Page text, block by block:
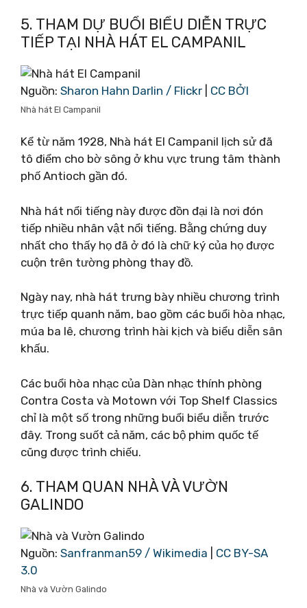
5. THAM DỰ BUỔI BIỂU DIỄN TRỰC
TIẾP TẠI NHÀ HÁT EL CAMPANIL
Nguồn: Sharon Hahn Darlin / Flickr CC BỞI
Nhà hát El Campanil
Kể từ năm 1928, Nhà hát El Campanil lịch sử đã
tô điểm cho bờ sông ở khu vực trung tâm thành
phố Antioch gần đó.
Nhà hát nổi tiếng này được đồn đại là nơi đón
tiếp nhiều nhân vật nổi tiếng. Bằng chứng duy
nhất cho thấy họ đã ở đó là chữ ký của họ được
cuộn trên tường phòng thay đồ.
Ngày nay, nhà hát trưng bày nhiều chương trình
trực tiếp quanh năm, bao gồm các buổi hòa nhạc,
múa ba lê, chương trình hài kịch và biểu diễn sân
khấu.
Các buổi hòa nhạc của Dàn nhạc thính phòng
Contra Costa và Motown với Top Shelf Classics
chỉ là một số trong những buổi biểu diễn trước
đây. Trong suốt cả năm, các bộ phim quốc tế
cũng được trình chiếu.
6. THAM QUAN NHÀ VÀ VƯỜN
GALINDO
Nguồn: Sanfranman59 / Wikimedia
CC BY-SA
3.0
Nhà và Vườn Galindo